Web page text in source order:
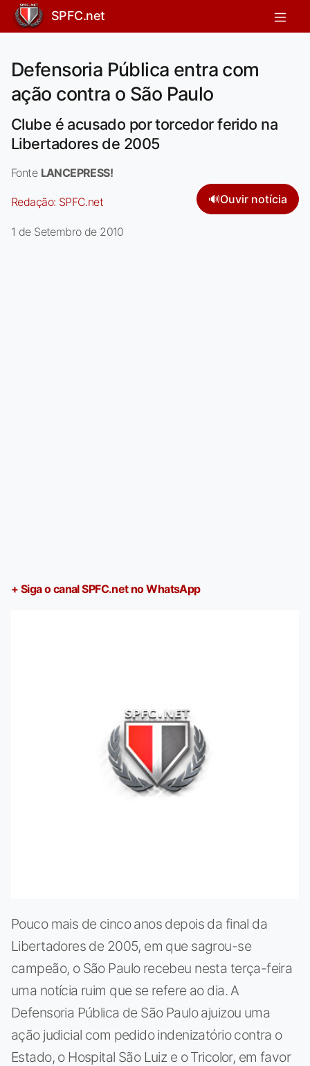
SPFC.net
Defensoria Pública entra com
ação contra o São Paulo
Clube é acusado por torcedor ferido na
Libertadores de 2005
Fonte LANCEPRESS!
Redação: SPFC.net 🔊Ouvir notícia
1 de Setembro de 2010
+ Siga o canal SPFC.net no WhatsApp
Pouco mais de cinco anos depois da final da
Libertadores de 2005, em que sagrou-se
campeão, o São Paulo recebeu nesta terça-feira
uma notícia ruim que se refere ao dia. A
Defensoria Pública de São Paulo ajuizou uma
ação judicial com pedido indenizatório contra o
Estado, o Hospital São Luiz e o Tricolor, em favor